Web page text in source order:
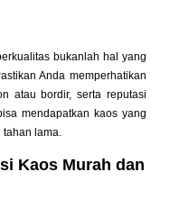
bukanlah hal yang
Anda memperhatikan
atau bordir, serta reputasi
mendapatkan kaos yang
tahan lama.
Kaos Murah dan